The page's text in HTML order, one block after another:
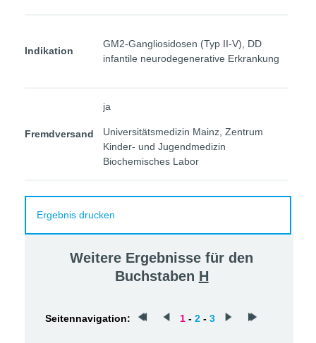
Indikation
GM2-Gangliosidosen (Typ II-V), DD
infantile neurodegenerative Erkrankung
Fremdversand
ja
Universitätsmedizin Mainz, Zentrum
Kinder- und Jugendmedizin
Biochemisches Labor
Ergebnis drucken
Weitere Ergebnisse für den
Buchstaben H
Seitennavigation: 1 - 2 - 3